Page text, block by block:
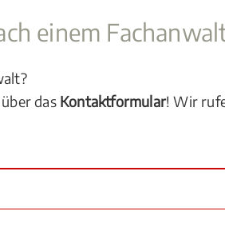
einem
das Kontaktformular! Wir